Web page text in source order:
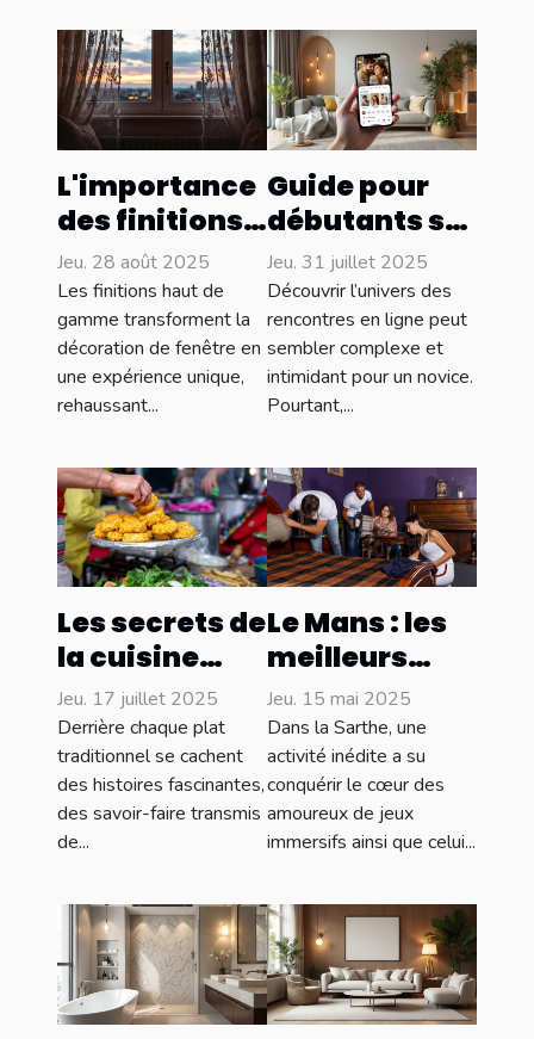
L'importance
des finitions
haut de
gamme pour
vos
décorations
de fenêtre
Jeu. 28 août 2025
Les finitions haut de
gamme transforment la
décoration de fenêtre en
une expérience unique,
rehaussant...
Guide pour
débutants sur
les
rencontres en
ligne : par où
commencer ?
Jeu. 31 juillet 2025
Découvrir l’univers des
rencontres en ligne peut
sembler complexe et
intimidant pour un novice.
Pourtant,...
Les secrets de
la cuisine
locale :
délices et
traditions
culinaires
Jeu. 17 juillet 2025
Derrière chaque plat
traditionnel se cachent
des histoires fascinantes,
des savoir-faire transmis
de...
Le Mans : les
meilleurs
escape
games à
découvrir
absolument !
Jeu. 15 mai 2025
Dans la Sarthe, une
activité inédite a su
conquérir le cœur des
amoureux de jeux
immersifs ainsi que celui...